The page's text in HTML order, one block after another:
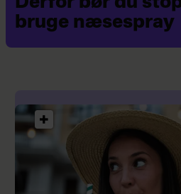
bruge næsespray